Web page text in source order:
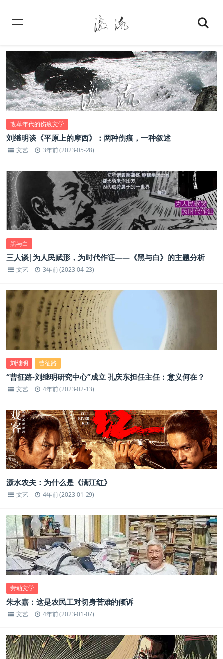
改革年代的伤痕文学
刘继明谈《平原上的摩西》：两种伤痕，一种叙述
文艺 3年前 (2023-05-28)
黑与白
三人谈|为人民赋形，为时代作证——《黑与白》的主题分析
文艺 3年前 (2023-04-23)
刘继明 曹征路
“曹征路-刘继明研究中心”成立 孔庆东担任主任：意义何在？
文艺 4年前 (2023-02-13)
滠水农夫：为什么是《满江红》
文艺 4年前 (2023-01-29)
劳动文学
朱永嘉：这是农民工对切身苦难的倾诉
文艺 4年前 (2023-01-07)